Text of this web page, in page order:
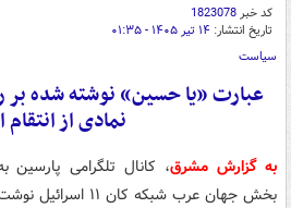
کد خبر1823078
تاریخ انتشار: ۱۴ تیر ۱۴۰۵ - ۰۱:۳۵
سیاست
عبارت «یا حسین» نوشته شده بر
نمادی از
به گزارش مشرق، کانال تلگرامی
بخش جهان عرب شبکه کان ۱۱ اسرائیل نوشت: